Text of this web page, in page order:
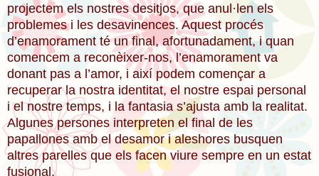
projectem els nostres desitjos, que anul·len els
problemes i les desavinences. Aquest procés
d’enamorament té un final, afortunadament, i quan
comencem a reconèixer-nos, l’enamorament va
donant pas a l’amor, i així podem començar a
recuperar la nostra identitat, el nostre espai personal
i el nostre temps, i la fantasia s’ajusta amb la realitat.
Algunes persones interpreten el final de les
papallones amb el desamor i aleshores busquen
altres parelles que els facen viure sempre en un estat
fusional.